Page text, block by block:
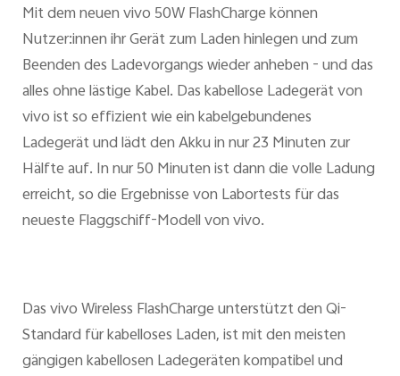
Mit dem neuen vivo 50W FlashCharge können
Nutzer:innen ihr Gerät zum Laden hinlegen und zum
Beenden des Ladevorgangs wieder anheben - und das
alles ohne lästige Kabel. Das kabellose Ladegerät von
vivo ist so effizient wie ein kabelgebundenes
Ladegerät und lädt den Akku in nur 23 Minuten zur
Hälfte auf. In nur 50 Minuten ist dann die volle Ladung
erreicht, so die Ergebnisse von Labortests für das
neueste Flaggschiff-Modell von vivo.
Das vivo Wireless FlashCharge unterstützt den Qi-
Standard für kabelloses Laden, ist mit den meisten
gängigen kabellosen Ladegeräten kompatibel und